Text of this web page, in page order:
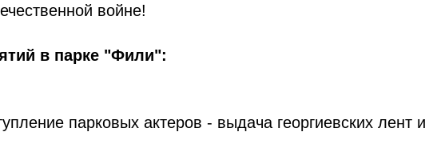
войне!
в парке "Фили":
парковых актеров - выдача георгиевских лент и